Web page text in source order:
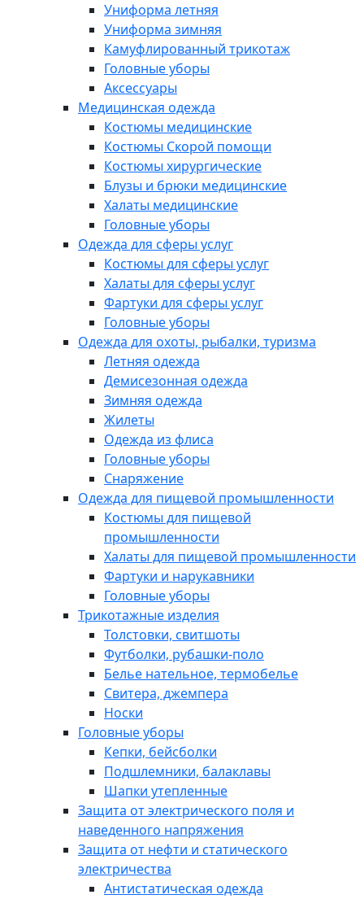
Униформа летняя
Униформа зимняя
Камуфлированный трикотаж
Головные уборы
Аксессуары
Медицинская одежда
Костюмы медицинские
Костюмы Скорой помощи
Костюмы хирургические
Блузы и брюки медицинские
Халаты медицинские
Головные уборы
Одежда для сферы услуг
Костюмы для сферы услуг
Халаты для сферы услуг
Фартуки для сферы услуг
Головные уборы
Одежда для охоты, рыбалки, туризма
Летняя одежда
Демисезонная одежда
Зимняя одежда
Жилеты
Одежда из флиса
Головные уборы
Снаряжение
Одежда для пищевой промышленности
Костюмы для пищевой
промышленности
Халаты для пищевой промышленности
Фартуки и нарукавники
Головные уборы
Трикотажные изделия
Толстовки, свитшоты
Футболки, рубашки-поло
Белье нательное, термобелье
Свитера, джемпера
Носки
Головные уборы
Кепки, бейсболки
Подшлемники, балаклавы
Шапки утепленные
Защита от электрического поля и
наведенного напряжения
Защита от нефти и статического
электричества
Антистатическая одежда